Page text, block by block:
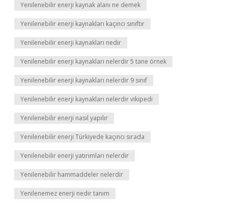
Yenilenebilir enerji kaynak alanı ne demek
Yenilenebilir enerji kaynakları kaçıncı sınıftır
Yenilenebilir enerji kaynakları nedir
Yenilenebilir enerji kaynakları nelerdir 5 tane örnek
Yenilenebilir enerji kaynakları nelerdir 9 sınıf
Yenilenebilir enerji kaynakları nelerdir vikipedi
Yenilenebilir enerji nasıl yapılır
Yenilenebilir enerji Türkiyede kaçıncı sırada
Yenilenebilir enerji yatırımları nelerdir
Yenilenebilir hammaddeler nelerdir
Yenilenemez enerji nedir tanım